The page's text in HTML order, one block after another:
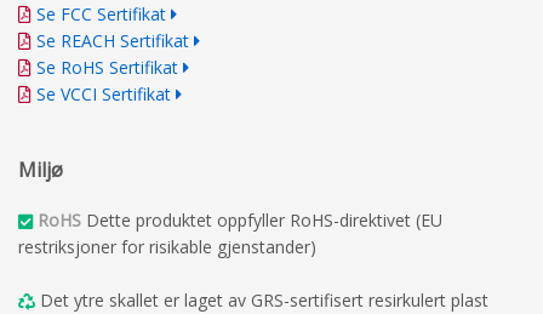
Se FCC Sertifikat
Se REACH Sertifikat
Se RoHS Sertifikat
Se VCCI Sertifikat
Miljø
RoHS Dette produktet oppfyller RoHS-direktivet (EU
restriksjoner for risikable gjenstander)
Det ytre skallet er laget av GRS-sertifisert resirkulert plast